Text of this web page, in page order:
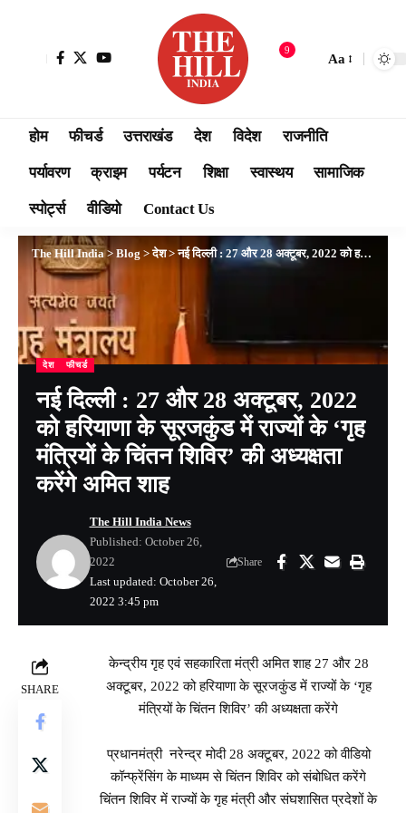
9
Aa
होम फीचर्ड उत्तराखंड देश विदेश राजनीति
पर्यावरण क्राइम पर्यटन शिक्षा स्वास्थय सामाजिक
स्पोर्ट्स वीडियो Contact Us
The Hill India>Blog >देश>नई दिल्ली : 27 और 28 अक्टूबर, 2022 को हरियाणा के सूरजकुंड में राज्यों के ‘गृह मंत्रियों के चिंतन शिविर’ की अध्यक्षता करेंगे अमित शाह
देश फीचर्ड
नई दिल्ली : 27 और 28 अक्टूबर, 2022
को हरियाणा के सूरजकुंड में राज्यों के ‘गृह
मंत्रियों के चिंतन शिविर’ की अध्यक्षता
करेंगे अमित शाह
Last updated: October 26,
2022 3:45 pm
The Hill India News
Published: October 26,
2022
Share
SHARE
केन्द्रीय गृह एवं सहकारिता मंत्री अमित शाह 27 और 28
अक्टूबर, 2022 को हरियाणा के सूरजकुंड में राज्यों के ‘गृह
मंत्रियों के चिंतन शिविर’ की अध्यक्षता करेंगे
प्रधानमंत्री नरेन्द्र मोदी 28 अक्टूबर, 2022 को वीडियो
कॉन्फ्रेंसिंग के माध्यम से चिंतन शिविर को संबोधित करेंगे
चिंतन शिविर में राज्यों के गृह मंत्री और संघशासित प्रदेशों के